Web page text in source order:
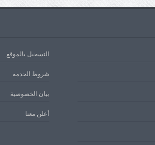
التسجيل بالموقع
شروط الخدمة
بيان الخصوصية
أعلن معنا